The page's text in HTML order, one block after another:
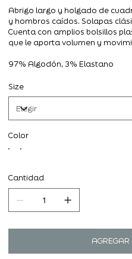
Abrigo largo y holgado de
y hombros caídos. Solapas
Cuenta con amplios bolsillos
que le aporta volumen y
97% Algodón, 3% Elastano
Size
Color
Cantidad
AGREGAR